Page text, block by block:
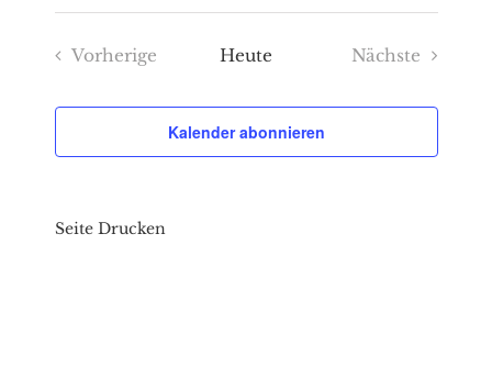
Datum
wählen.
Vorherige
Heute
Nächste
Kalender abonnieren
Seite Drucken